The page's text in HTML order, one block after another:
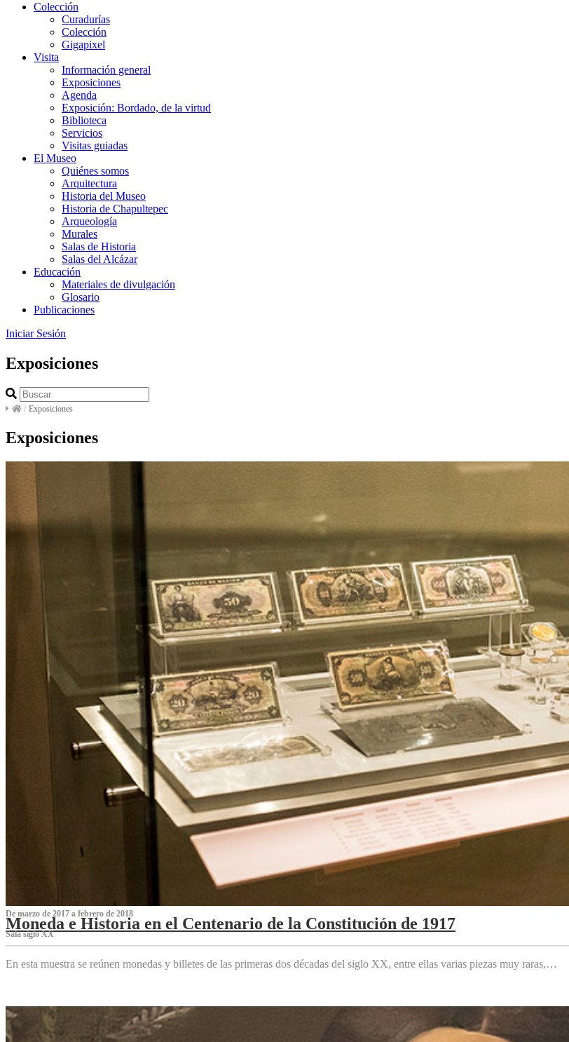
Colección
Curadurías
Colección
Gigapixel
Visita
Información general
Exposiciones
Agenda
Exposición: Bordado, de la virtud
Biblioteca
Servicios
Visitas guiadas
El Museo
Quiénes somos
Arquitectura
Historia del Museo
Historia de Chapultepec
Arqueología
Murales
Salas de Historia
Salas del Alcázar
Educación
Materiales de divulgación
Glosario
Publicaciones
Iniciar Sesión
Exposiciones
/ Exposiciones
Exposiciones
De marzo de 2017 a febrero de 2018
Moneda e Historia en el Centenario de la Constitución de 1917
Sala siglo XX
En esta muestra se reúnen monedas y billetes de las primeras dos décadas del siglo XX, entre ellas varias piezas muy raras,…